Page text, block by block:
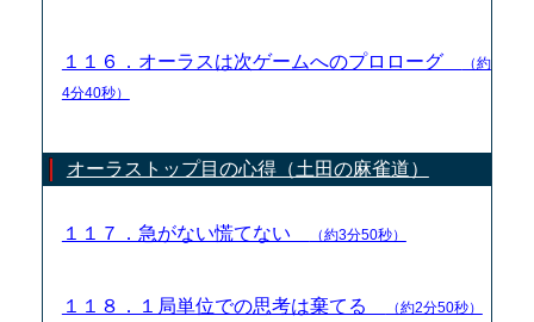
１１６．オーラスは次ゲームへのプロローグ
（約
4分40秒）
オーラストップ目の心得（土田の麻雀道）
１１７．急がない慌てない （約3分50秒）
１１８．１局単位での思考は棄てる （約2分50秒）